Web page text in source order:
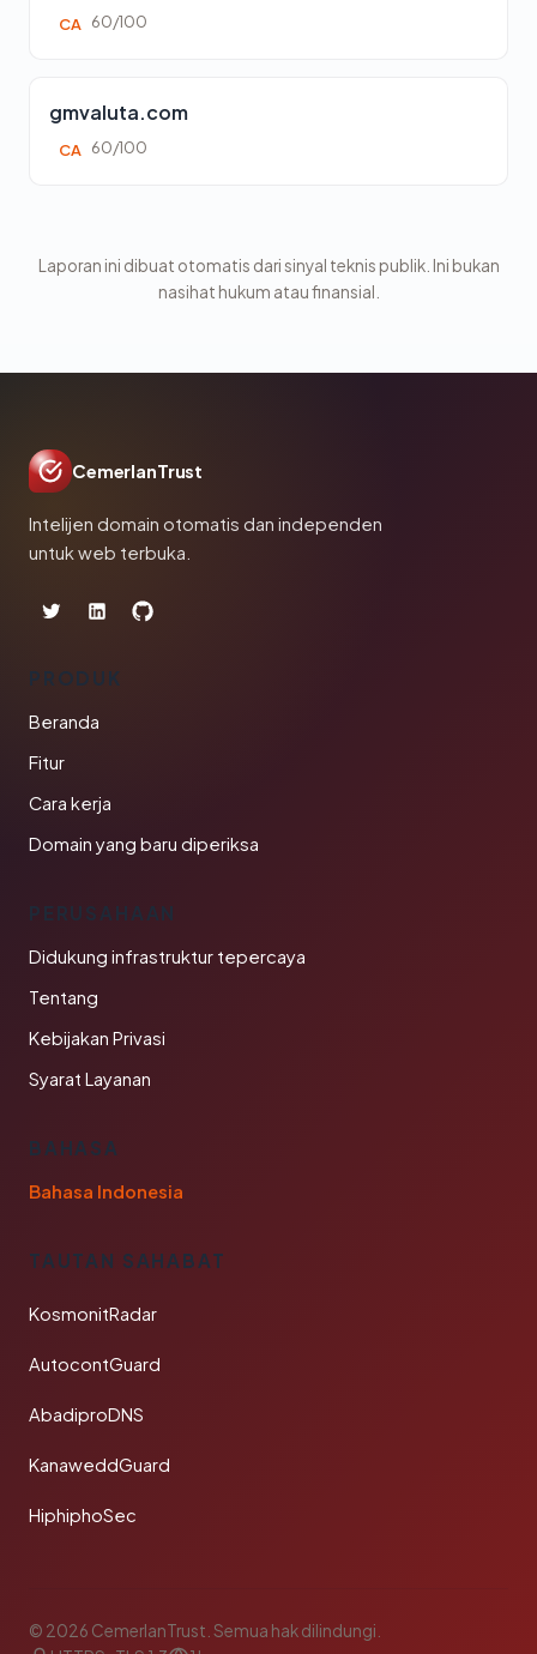
CA 60/100
gmvaluta.com
CA 60/100
Laporan ini dibuat otomatis dari sinyal teknis publik. Ini bukan
nasihat hukum atau finansial.
CemerlanTrust
Intelijen domain otomatis dan independen
untuk web terbuka.
PRODUK
Beranda
Fitur
Cara kerja
Domain yang baru diperiksa
PERUSAHAAN
Didukung infrastruktur tepercaya
Tentang
Kebijakan Privasi
Syarat Layanan
BAHASA
Bahasa Indonesia
TAUTAN SAHABAT
KosmonitRadar
AutocontGuard
AbadiproDNS
KanaweddGuard
HiphiphoSec
© 2026 CemerlanTrust. Semua hak dilindungi.